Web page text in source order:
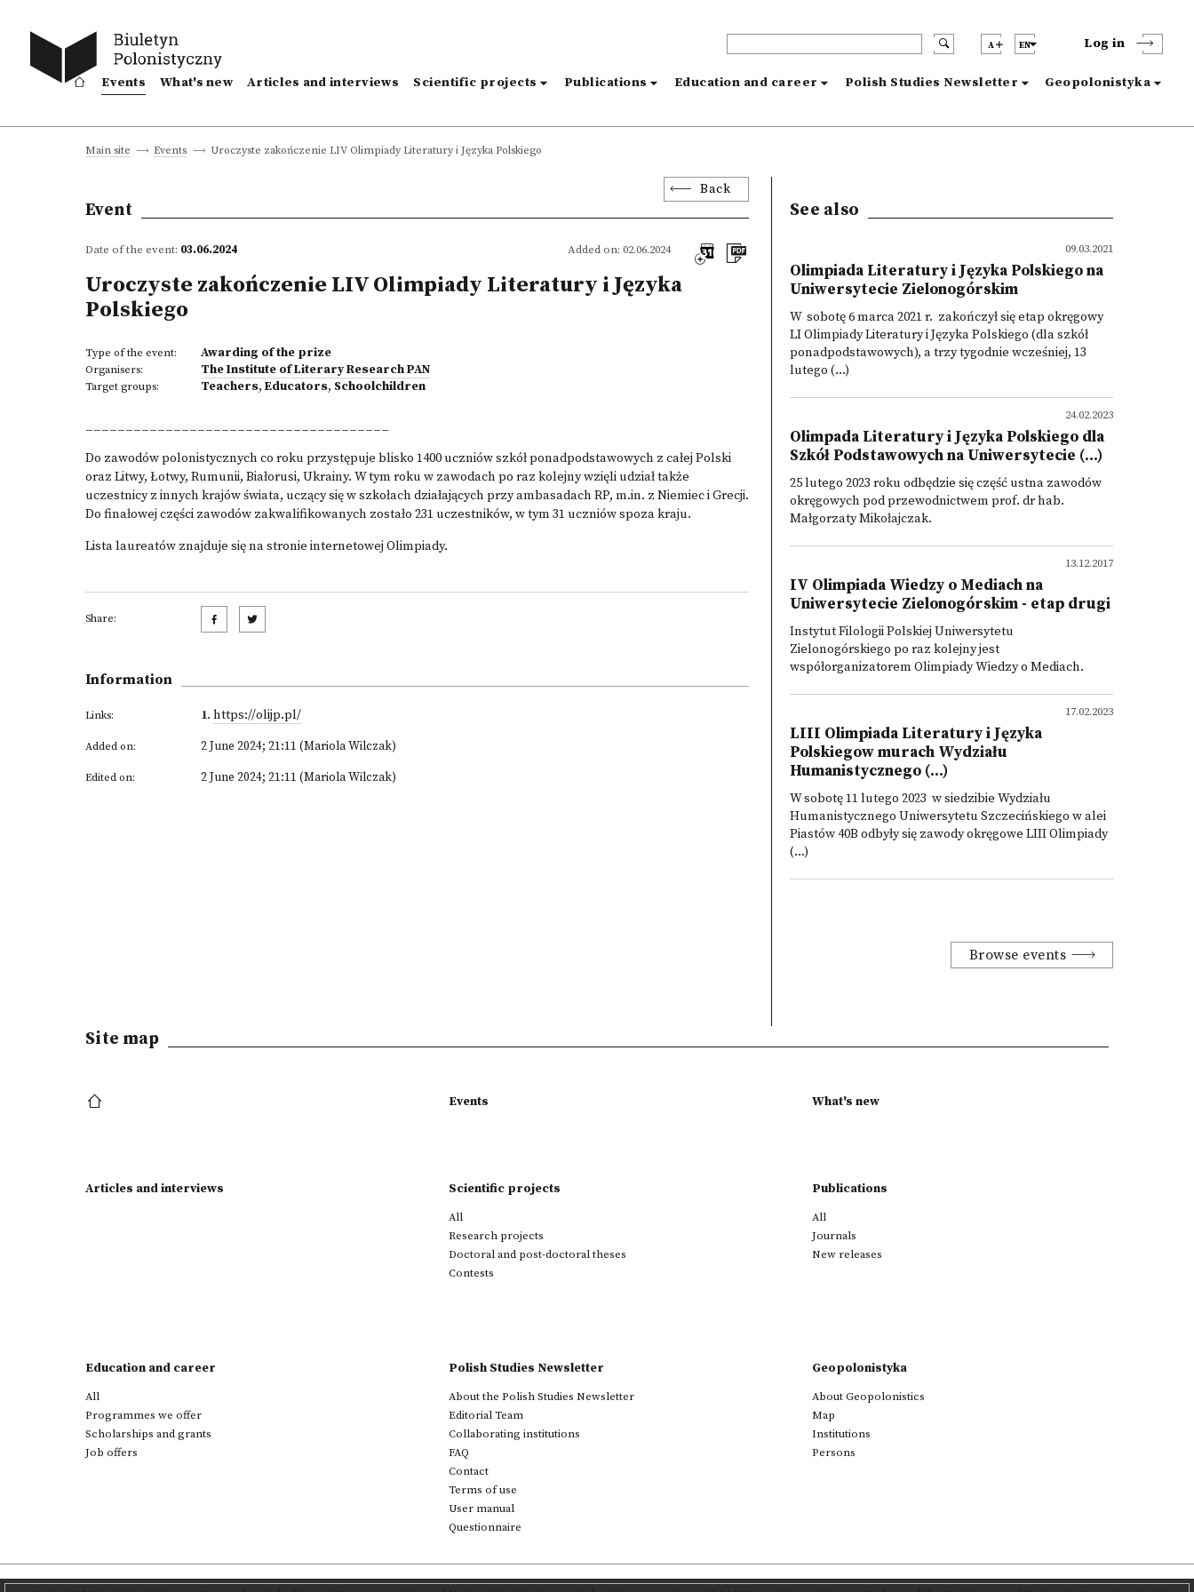
A EN Log in
Events What's new Articles and interviews Scientific projects Publications Education and career Polish Studies Newsletter Geopolonistyka
Main site Events Uroczyste zakończenie LIV Olimpiady Literatury i Języka Polskiego
Back
Event
Date of the event: 03.06.2024 Added on: 02.06.2024
Uroczyste zakończenie LIV Olimpiady Literatury i Języka
Polskiego
Type of the event: Awarding of the prize
Organisers: The Institute of Literary Research PAN
Target groups: Teachers, Educators, Schoolchildren
______________________________________
Do zawodów polonistycznych co roku przystępuje blisko 1400 uczniów szkół ponadpodstawowych z całej Polski
oraz Litwy, Łotwy, Rumunii, Białorusi, Ukrainy. W tym roku w zawodach po raz kolejny wzięli udział także
uczestnicy z innych krajów świata, uczący się w szkołach działających przy ambasadach RP, m.in. z Niemiec i Grecji.
Do finałowej części zawodów zakwalifikowanych zostało 231 uczestników, w tym 31 uczniów spoza kraju.
Lista laureatów znajduje sięna stronie internetowej Olimpiady.
Share:
Information
Links: 1. https://olijp.pl/
Added on: 2 June 2024; 21:11 (Mariola Wilczak)
Edited on: 2 June 2024; 21:11 (Mariola Wilczak)
See also
09.03.2021
Olimpiada Literatury i Języka Polskiego na
Uniwersytecie Zielonogórskim
W sobotę 6 marca 2021 r. zakończył się etap okręgowy
LI Olimpiady Literatury i Języka Polskiego (dla szkół
ponadpodstawowych), a trzy tygodnie wcześniej, 13
lutego (...)
24.02.2023
Olimpada Literatury i Języka Polskiego dla
Szkół Podstawowych na Uniwersytecie (...)
25 lutego 2023 roku odbędzie się część ustna zawodów
okręgowych pod przewodnictwem prof. dr hab.
Małgorzaty Mikołajczak.
13.12.2017
IV Olimpiada Wiedzy o Mediach na
Uniwersytecie Zielonogórskim - etap drugi
Instytut Filologii Polskiej Uniwersytetu
Zielonogórskiego po raz kolejny jest
współorganizatorem Olimpiady Wiedzy o Mediach.
17.02.2023
LIII Olimpiada Literatury i Języka
Polskiegow murach Wydziału
Humanistycznego (...)
W sobotę 11 lutego 2023 w siedzibie Wydziału
Humanistycznego Uniwersytetu Szczecińskiego w alei
Piastów 40B odbyły się zawody okręgowe LIII Olimpiady
(...)
Browse events
Site map
Events What's new
Articles and interviews Scientific projects
All
Research projects
Doctoral and post-doctoral theses
Contests
Publications
All
Journals
New releases
Education and career
All
Programmes we offer
Scholarships and grants
Job offers
Polish Studies Newsletter
About the Polish Studies Newsletter
Editorial Team
Collaborating institutions
FAQ
Contact
Terms of use
User manual
Questionnaire
Geopolonistyka
About Geopolonistics
Map
Institutions
Persons